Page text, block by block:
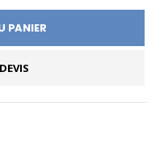
PANIER